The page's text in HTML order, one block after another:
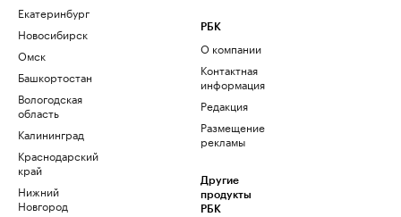
Екатеринбург
Новосибирск
Омск
Башкортостан
Вологодская
область
Калининград
Краснодарский
край
Нижний
Новгород
РБК
О компании
Контактная
информация
Редакция
Размещение
рекламы
Другие
продукты
РБК